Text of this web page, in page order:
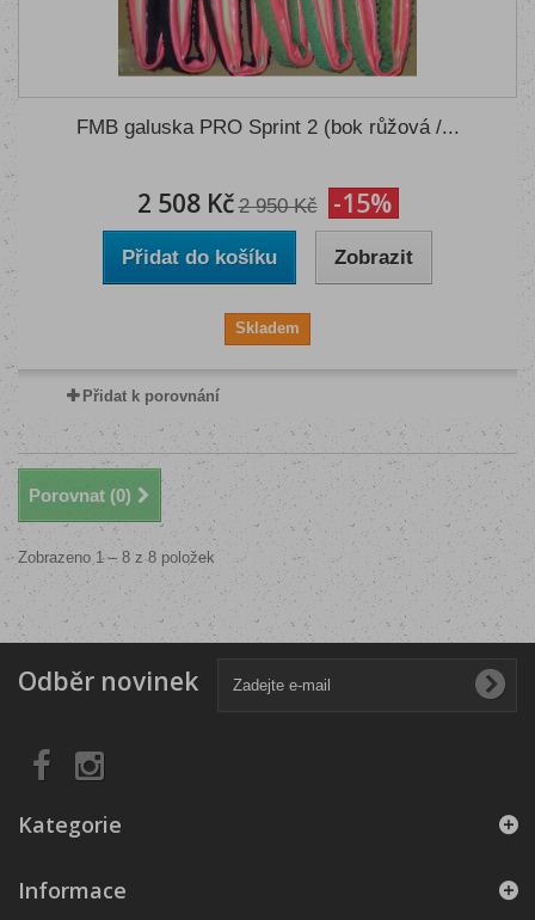
FMB galuska PRO Sprint 2 (bok růžová /...
2 508 Kč 2 950 Kč -15%
Přidat do košíku Zobrazit
Skladem
Přidat k porovnání
Porovnat (0)
Zobrazeno 1 – 8 z 8 položek
Odběr novinek
Kategorie
Informace